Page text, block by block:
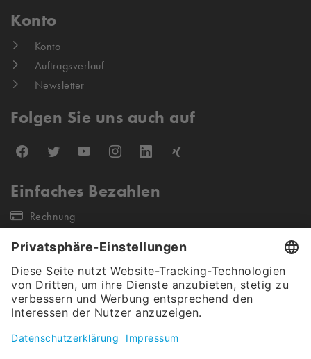
Konto
Konto
Auftragsverlauf
Newsletter
Folgen Sie uns auch auf
Einfaches Bezahlen
Rechnung
Unsere Versandpartner